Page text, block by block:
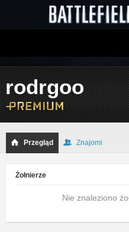
RANKINGI
rodrgoo
Przegląd Znajomi
Żołnierze
Nie znaleziono